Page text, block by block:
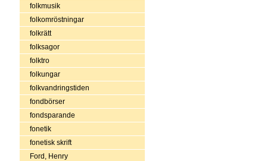
folkmusik
folkomröstningar
folkrätt
folksagor
folktro
folkungar
folkvandringstiden
fondbörser
fondsparande
fonetik
fonetisk skrift
Ford, Henry